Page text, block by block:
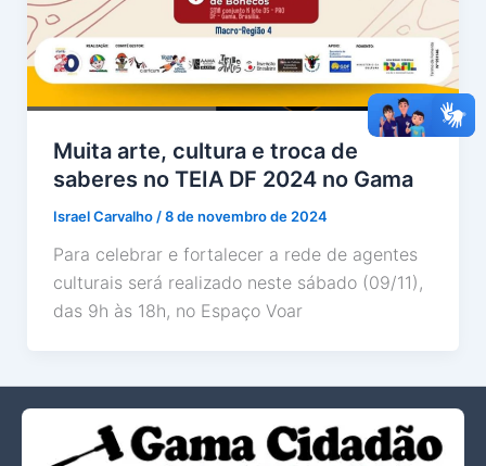
Muita arte, cultura e troca de
saberes no TEIA DF 2024 no Gama
Israel Carvalho /8 de novembro de 2024
Para celebrar e fortalecer a rede de agentes
culturais será realizado neste sábado (09/11),
das 9h às 18h, no Espaço Voar